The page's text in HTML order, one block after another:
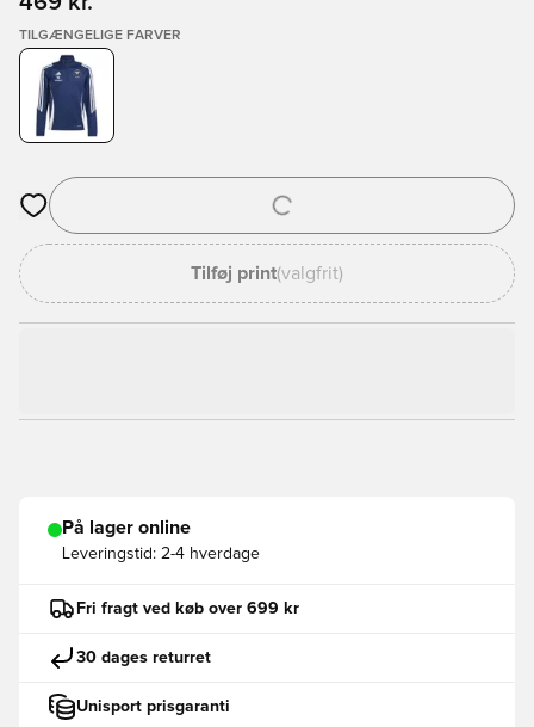
TILGÆNGELIGE FARVER
Åbner en Modal til at logge ind eller tilmelde dig som medlem
Tilføj print(valgfrit)
På lager online
Leveringstid: 2-4 hverdage
Fri fragt ved køb over 699 kr
30 dages returret
Unisport prisgaranti